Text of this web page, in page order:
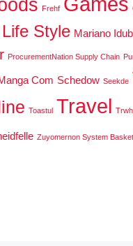
Frehf
Life Style Mariano
ProcurementNation Supply Chain
Com Schedow Seekde
Toastul Travel
Zuyomernon System